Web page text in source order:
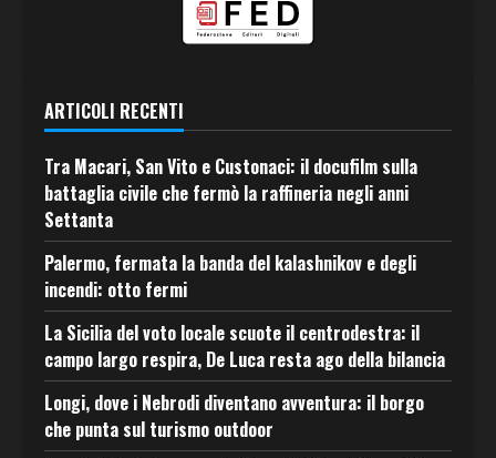
ARTICOLI RECENTI
Tra Macari, San Vito e Custonaci: il docufilm sulla
battaglia civile che fermò la raffineria negli anni
Settanta
Palermo, fermata la banda del kalashnikov e degli
incendi: otto fermi
La Sicilia del voto locale scuote il centrodestra: il
campo largo respira, De Luca resta ago della bilancia
Longi, dove i Nebrodi diventano avventura: il borgo
che punta sul turismo outdoor